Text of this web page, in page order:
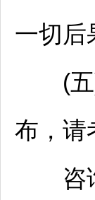
一切后
(五)
布，请
咨询